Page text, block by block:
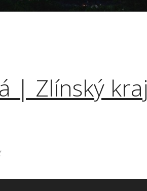
| Zlínský kraj